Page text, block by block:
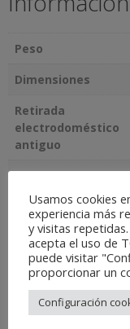
Peso
Dimensiones
Retirada
electrodoméstico
antiguo
Subida por
Frigorífico
Combi Balay
3KFE561WI –
Usamos cookies
experiencia más
y visitas
acepta el uso de
puede visitar
proporcionar un
Configuración